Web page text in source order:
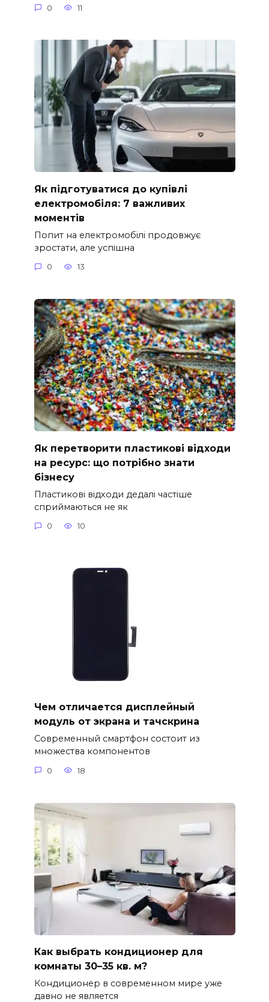
0 11
Як підготуватися до купівлі
електромобіля: 7 важливих
моментів
Попит на електромобілі продовжує
зростати, але успішна
0 13
Як перетворити пластикові відходи
на ресурс: що потрібно знати
бізнесу
Пластикові відходи дедалі частіше
сприймаються не як
0 10
Чем отличается дисплейный
модуль от экрана и тачскрина
Современный смартфон состоит из
множества компонентов
0 18
Как выбрать кондиционер для
комнаты 30–35 кв. м?
Кондиционер в современном мире уже
давно не является